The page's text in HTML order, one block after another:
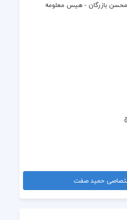
بازرگان - هیس معلومه
حمید صفت